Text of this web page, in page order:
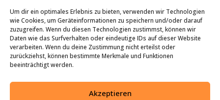
Um dir ein optimales Erlebnis zu bieten, verwenden wir Technologien
wie Cookies, um Geräteinformationen zu speichern und/oder darauf
zuzugreifen. Wenn du diesen Technologien zustimmst, können wir
Daten wie das Surfverhalten oder eindeutige IDs auf dieser Website
verarbeiten. Wenn du deine Zustimmung nicht erteilst oder
zurückziehst, können bestimmte Merkmale und Funktionen
beeinträchtigt werden.
Akzeptieren
Impressum
Datenschutz
Cookie-Richtlinie
Seit über 25 Jahren